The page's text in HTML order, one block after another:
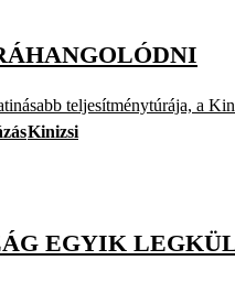
teljesítménytúrája, a
Kinizsi
EGYIK